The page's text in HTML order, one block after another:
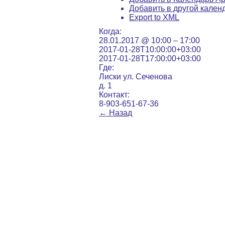
Добавить в другой
Export to XML
Когда:
28.01.2017 @ 10:00 – 17:00
2017-01-28T10:00:00+03:00
2017-01-28T17:00:00+03:00
Где:
Лиски ул. Сеченова
д. 1
Контакт:
8-903-651-67-36
← Назад